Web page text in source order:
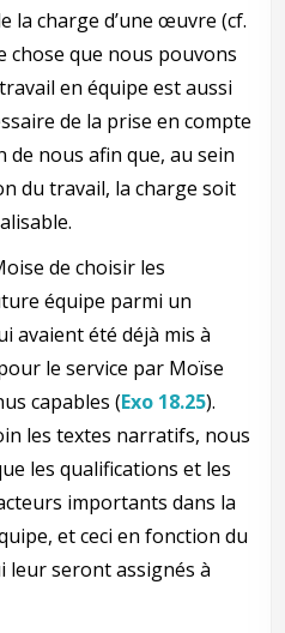
la charge d’une œuvre (cf.
chose que nous pouvons
en équipe est aussi
de la prise en compte
de nous afin que, au sein
du travail, la charge soit
de choisir les
équipe parmi un
avaient été déjà mis à
le service par Moïse
capables (Exo 18.25).
les textes narratifs, nous
les qualifications et les
importants dans la
et ceci en fonction du
leur seront assignés à